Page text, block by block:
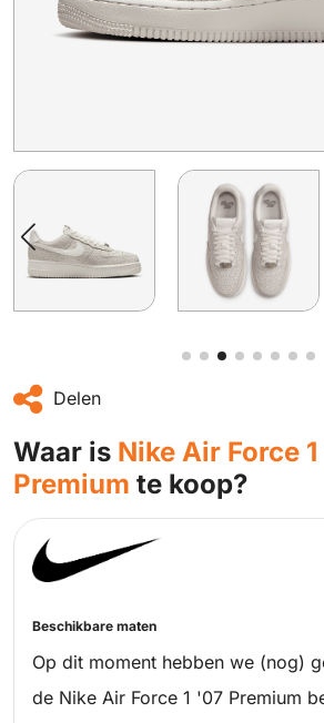
Delen
Waar is Nike Air Force
Premium te koop?
Beschikbare maten
Op dit moment hebben we (nog)
de Nike Air Force 1 '07 Premium